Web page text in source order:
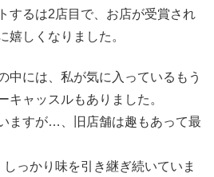
するは2店目で、お店が受賞され
嬉しくなりました。
中には、私が気に入っているもう
キャッスルもありました。
ますが…、旧店舗は趣もあって最
っかり味を引き継ぎ続いていま